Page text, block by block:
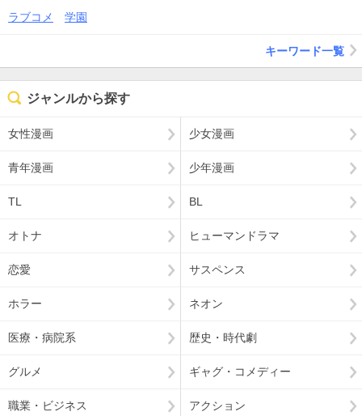
ラブコメ
学園
キーワード一覧
ジャンルから探す
女性漫画 少女漫画
青年漫画 少年漫画
TL BL
オトナ ヒューマンドラマ
恋愛 サスペンス
ホラー ネオン
医療・病院系 歴史・時代劇
グルメ ギャグ・コメディー
職業・ビジネス アクション